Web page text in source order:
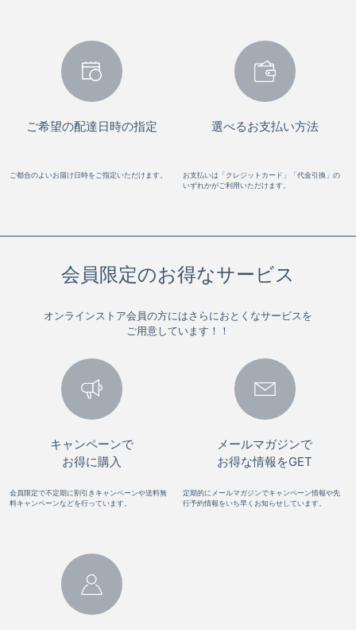
ご希望の配達日時の指定
ご都合のよいお届け日時をご指定いただけます。
選べるお支払い方法
お支払いは「クレジットカード」「代金引換」の
いずれかがご利用いただけます。
会員限定のお得なサービス
オンラインストア会員の方にはさらにおとくなサービスを
ご用意しています！！
キャンペーンで
お得に購入
会員限定で不定期に割引きキャンペーンや送料無
料キャンペーンなどを行っています。
メールマガジンで
お得な情報をGET
定期的にメールマガジンでキャンペーン情報や先
行予約情報をいち早くお知らせしています。